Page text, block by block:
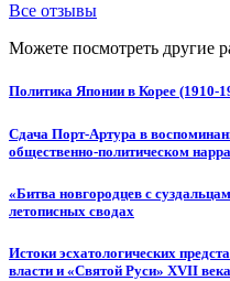
Все отзывы
Можете посмотреть другие
Политика Японии в Корее (1910-
Сдача Порт-Артура в
общественно-политическом
«Битва новгородцев с
летописных сводах
Истоки эсхатологических
власти и «Святой Руси» XVII века